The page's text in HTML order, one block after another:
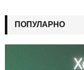
ПОПУЛАРНО